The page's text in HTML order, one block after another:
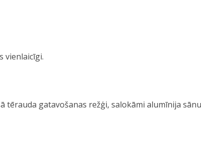
vienlaicīgi.
tērauda gatavošanas režģi, salokāmi alumīnija